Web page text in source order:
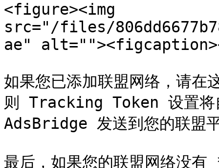
<figure><img
src="/files/
ae"
如果您已添加联盟网络，请在
则 Tracking Token 设置将
AdsBridge 发送到您的联盟
最后，如果您的联盟网络没